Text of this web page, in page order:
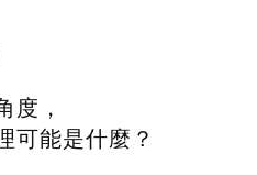
度，
可能是什麼？